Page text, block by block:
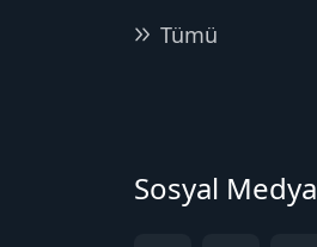
Tümü
Sosyal Medya